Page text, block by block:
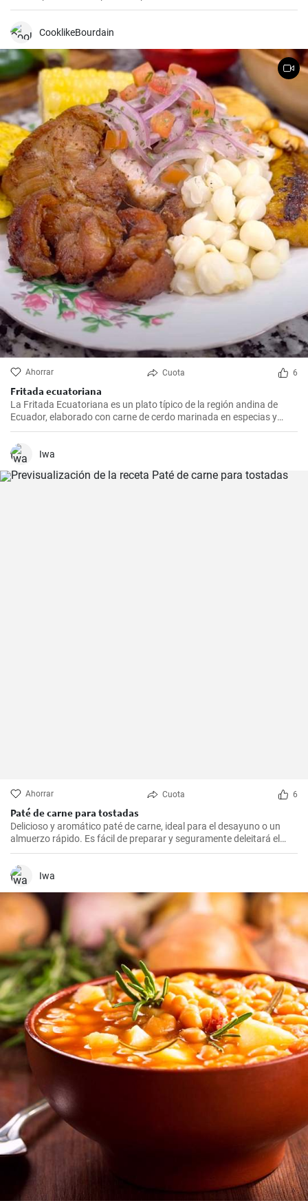
CooklikeBourdain
Ahorrar Cuota 6
Fritada ecuatoriana
La Fritada Ecuatoriana es un plato típico de la región andina de
Ecuador, elaborado con carne de cerdo marinada en especias y
cocinada a fuego lento en una olla con agua hasta que quede suave
y tierna.
Iwa
Ahorrar Cuota 6
Paté de carne para tostadas
Delicioso y aromático paté de carne, ideal para el desayuno o un
almuerzo rápido. Es fácil de preparar y seguramente deleitará el
paladar de todos los amantes de la carne.
Iwa